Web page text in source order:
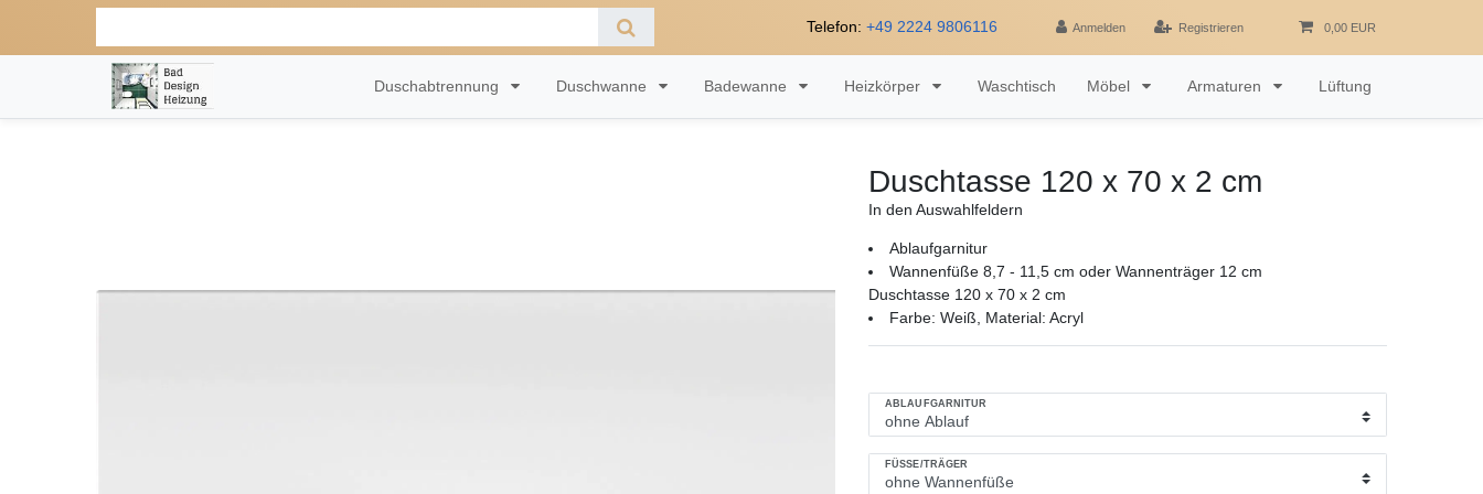
Telefon: +49 2224 9806116 Anmelden Registrieren 0,00 EUR
Duschabtrennung Duschwanne Badewanne Heizkörper Waschtisch Möbel Armaturen Lüftung
Duschtasse 120 x 70 x 2 cm
In den Auswahlfeldern
Ablaufgarnitur
Wannenfüße 8,7 - 11,5 cm oder Wannenträger 12 cm
Duschtasse 120 x 70 x 2 cm
Farbe: Weiß, Material: Acryl
ABLAUFGARNITUR
FÜSSE/TRÄGER